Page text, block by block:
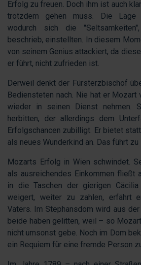
Erfolg zu freuen. Doch ihm ist auch
trotzdem gehen muss. Die Lage
wodurch sich die
beschrieb, einstellten. In diesem
von seinem Genius attackiert, da
er führt, nicht zufrieden ist.
Derweil denkt der Fürsterzbischof
Bediensteten nach. Nie hat er Mozart
wieder in seinen Dienst nehmen.
herbitten, der allerdings dem
Erfolgschancen zubilligt. Er bietet
als neues Wunderkind an. Das führt
Mozarts Erfolg in Wien schwindet.
als ausreichendes Einkommen fließt
in die Taschen der gierigen
weigert, weiter zu zahlen, erfährt
Vaters. Im Stephansdom wird aus
beide haben gelitten, weil – so
nicht umsonst gebe. Noch im Dom
ein Requiem für eine fremde Person